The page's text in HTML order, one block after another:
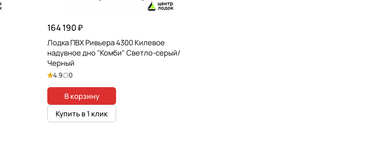
164 190 ₽
Лодка ПВХ Ривьера 4300 Килевое
надувное дно "Комби" Светло-серый/
Черный
4.9 0
В корзину
Купить в 1 клик